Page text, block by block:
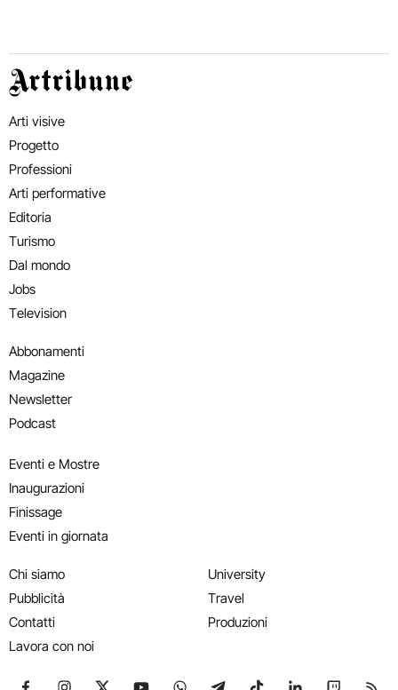
Artribune
Arti visive
Progetto
Professioni
Arti performative
Editoria
Turismo
Dal mondo
Jobs
Television
Abbonamenti
Magazine
Newsletter
Podcast
Eventi e Mostre
Inaugurazioni
Finissage
Eventi in giornata
Chi siamo
Pubblicità
Contatti
Lavora con noi
University
Travel
Produzioni
Seguici su Facebook
Seguici su Instagram
Seguici su X
Seguici su YouTube
Seguici su WhatsApp
Seguici su Telegram
Seguici su TikTok
Seguici su
Seguici